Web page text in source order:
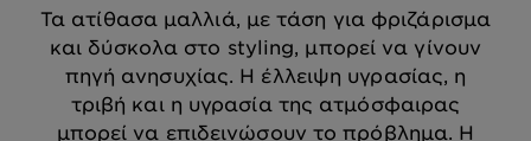
Τα ατίθασα μαλλιά, με τάση για φριζάρισμα
και δύσκολα στο styling, μπορεί να γίνουν
πηγή ανησυχίας. Η έλλειψη υγρασίας, η
τριβή και η υγρασία της ατμόσφαιρας
μπορεί να επιδεινώσουν το πρόβλημα. Η